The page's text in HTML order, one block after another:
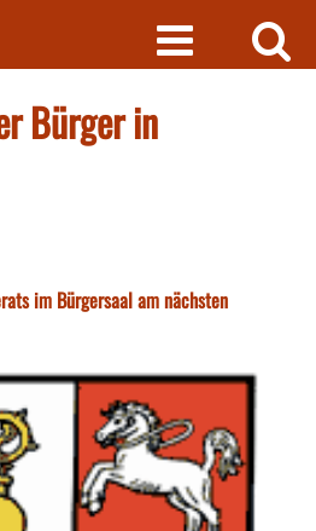
Bürger in
im Bürgersaal am nächsten